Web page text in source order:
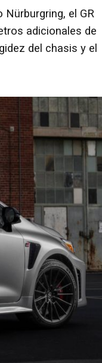
el GR
adicionales de
del chasis y el